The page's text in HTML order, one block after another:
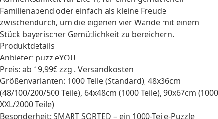
Familienabend oder einfach als kleine Freude
zwischendurch, um die eigenen vier Wände mit einem
Stück bayerischer Gemütlichkeit zu bereichern.
Produktdetails
Anbieter: puzzleYOU
Preis: ab 19,99€ zzgl. Versandkosten
Größenvarianten: 1000 Teile (Standard), 48x36cm
(48/100/200/500 Teile), 64x48cm (1000 Teile), 90x67cm (1000
XXL/2000 Teile)
Besonderheit: SMART SORTED – ein 1000-Teile-Puzzle